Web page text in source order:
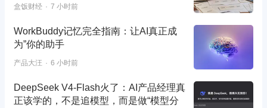
盒饭财经 7 小时前
WorkBuddy记忆完全指南：让AI真正成
为”你的助手
产品大汪 6 小时前
DeepSeek V4-Flash火了：AI产品经理真
正该学的，不是追模型，而是做“模型分